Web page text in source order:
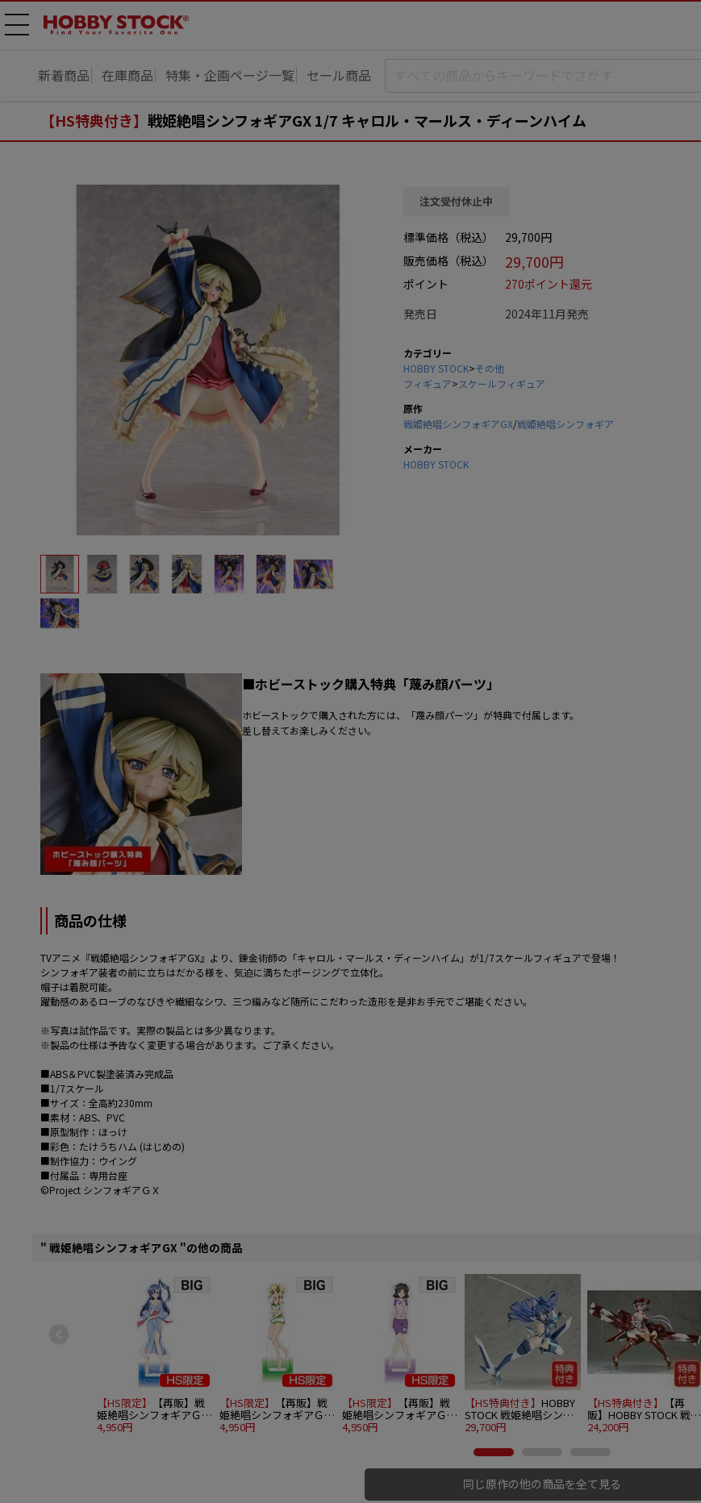
メニ
新着商品 在庫商品 特集・企画ページ一覧 セール商品
【HS特典付き】 戦姫絶唱シンフォギアGX 1/7 キャロル・マールス・ディーンハイム
注文受付休止中
標準価格（税込）
29,700円
販売価格（税込）
29,700円
ポイント
270ポイント還元
発売日
2024年11月発売
カテゴリー
HOBBY STOCK>その他
フィギュア>スケールフィギュア
原作
戦姫絶唱シンフォギアGX/戦姫絶唱シンフォギア
メーカー
HOBBY STOCK
■ホビーストック購入特典「蔑み顔パーツ」
ホビーストックで購入された方には、「蔑み顔パーツ」が特典で付属します。
差し替えてお楽しみください。
商品の仕様
TVアニメ『戦姫絶唱シンフォギアGX』より、錬金術師の「キャロル・マールス・ディーンハイム」が1/7スケールフィギュアで登場！
シンフォギア装者の前に立ちはだかる様を、気迫に満ちたポージングで立体化。
帽子は着脱可能。
躍動感のあるローブのなびきや繊細なシワ、三つ編みなど随所にこだわった造形を是非お手元でご堪能ください。
※写真は試作品です。実際の製品とは多少異なります。
※製品の仕様は予告なく変更する場合があります。ご了承ください。
■ABS＆PVC製塗装済み完成品
■1/7スケール
■サイズ：全高約230mm
■素材：ABS、PVC
■原型制作：ほっけ
■彩色：たけうちハム (はじめの)
■制作協力：ウイング
■付属品：専用台座
©Project シンフォギアＧＸ
" 戦姫絶唱シンフォギアGX "の他の商品
【HS限定】 【再販】戦
姫絶唱シンフォギアＧＸ
BIGアクリルスタンド 風
4,950円
【HS限定】 【再販】戦
姫絶唱シンフォギアＧＸ
BIGアクリルスタンド 暁
4,950円
【HS限定】 【再販】戦
姫絶唱シンフォギアＧＸ
BIGアクリルスタンド 小
4,950円
【HS特典付き】 HOBBY
STOCK 戦姫絶唱シンフ
ォギアGX 1/7 風鳴翼
29,700円
【HS特典付き】 【再
販】HOBBY STOCK 戦姫
絶唱シンフォギアGX 1/7
24,200円
同じ原作の他の商品を全て見る